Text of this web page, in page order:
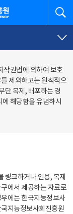
작권법에 의하여 보호
제외하고는 원칙적으
단 복제, 배포하는 경
해당함을 유념하시
링크하거나 인용, 복제
에서 제공하는 자료로
에는 한국지능정보사
지능정보사회진흥원